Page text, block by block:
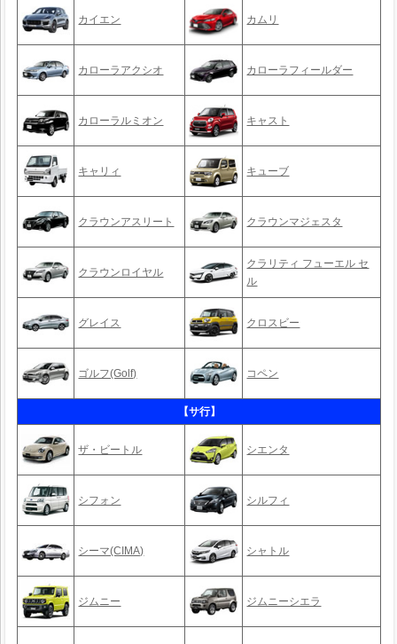
カイエン カムリ
カローラアクシオ カローラフィールダー
カローラルミオン キャスト
キャリィ キューブ
クラウンアスリート クラウンマジェスタ
クラウンロイヤル
クラリティ フューエル セ
ル
グレイス クロスビー
ゴルフ(Golf) コペン
【サ行】
ザ・ビートル シエンタ
シフォン シルフィ
シーマ(CIMA) シャトル
ジムニー ジムニーシエラ